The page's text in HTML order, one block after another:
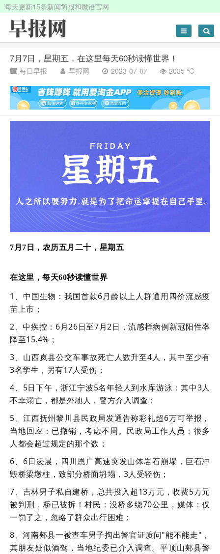
每天更新15条新闻简报和微语官网
7月7日，星期五，在这里每天60秒读懂世界！
每日早报 早报网 2023-07-07 2035 ℃
7月7日，农历五月二十，星期五
在这里，每天60秒读懂世界
1、中国生物：我国首款6月龄以上人群通用四价流感疫
苗上市；
2、中疾控：6月26日至7月2日，流感样病例新冠阳性率
降至15.4%；
3、山西岚县公交车事故死亡人数升至4人，其中至少有
3名学生，另有17人受伤；
4、5日下午，浙江宁波5名年轻人到水库游泳：其中3人
不幸溺亡，都是外地人，警方介入调查；
5、江西抚州黎川县民政局发通告称彩礼超6万可举报，
当地回应：已撤销，考虑不周。民政局工作人员：很多
人都会超过规定的那个数；
6、6日凌晨，四川恩广高速突发山体岩石崩塌，巨石冲
毁桥梁墩柱，致部分桥面坍塌，3人受轻伤；
7、吉林男子私自建桥，总共投入超13万元，收费5万元
被判刑，桥已被拆！村民：没桥多绕70公里，媒体：仅
一罚了之，忽略了群众出行困难；
8、河南郏县一被查车男子掏出警官证质问"能不能走"，
其朋友疑似酒驾，当地纪委已介入调查。平顶山郏县警